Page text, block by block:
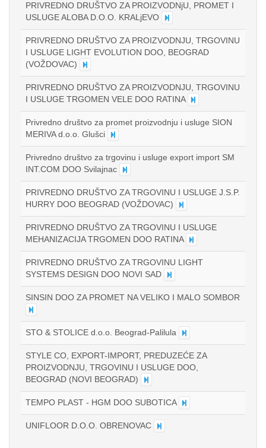
PRIVREDNO DRUŠTVO ZA PROIZVODNjU, PROMET I
USLUGE ALOBA D.O.O. KRALjEVO
PRIVREDNO DRUŠTVO ZA PROIZVODNJU, TRGOVINU
I USLUGE LIGHT EVOLUTION DOO, BEOGRAD
(VOŽDOVAC)
PRIVREDNO DRUŠTVO ZA PROIZVODNJU, TRGOVINU
I USLUGE TRGOMEN VELE DOO RATINA
Privredno društvo za promet proizvodnju i usluge SION
MERIVA d.o.o. Glušci
Privredno društvo za trgovinu i usluge export import SM
INT.COM DOO Svilajnac
PRIVREDNO DRUŠTVO ZA TRGOVINU I USLUGE J.S.P.
HURRY DOO BEOGRAD (VOŽDOVAC)
PRIVREDNO DRUŠTVO ZA TRGOVINU I USLUGE
MEHANIZACIJA TRGOMEN DOO RATINA
PRIVREDNO DRUŠTVO ZA TRGOVINU LIGHT
SYSTEMS DESIGN DOO NOVI SAD
SINSIN DOO ZA PROMET NA VELIKO I MALO SOMBOR
STO & STOLICE d.o.o. Beograd-Palilula
STYLE CO, EXPORT-IMPORT, PREDUZEĆE ZA
PROIZVODNJU, TRGOVINU I USLUGE DOO,
BEOGRAD (NOVI BEOGRAD)
TEMPO PLAST - HGM DOO SUBOTICA
UNIFLOOR D.O.O. OBRENOVAC